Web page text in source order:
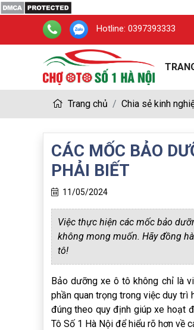
Hotline: 0397393333
Trang chủ Chia sẻ kinh
CÁC MỐC BẢO
PHẢI BIẾT
11/05/2024
Việc thực hiện các mốc bảo
không mong muốn. Hãy đồng
tô!
Bảo dưỡng xe ô tô không chỉ là
phần quan trọng trong việc duy trì
đúng theo quy định giúp xe hoạt
Tô Số 1 Hà Nội để hiểu rõ hơn về